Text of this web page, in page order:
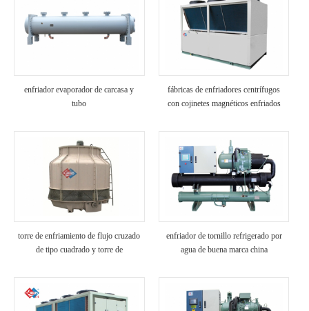
enfriador evaporador de carcasa y
tubo
fábricas de enfriadores centrífugos
con cojinetes magnéticos enfriados
torre de enfriamiento de flujo cruzado
de tipo cuadrado y torre de
enfriador de tornillo refrigerado por
agua de buena marca china